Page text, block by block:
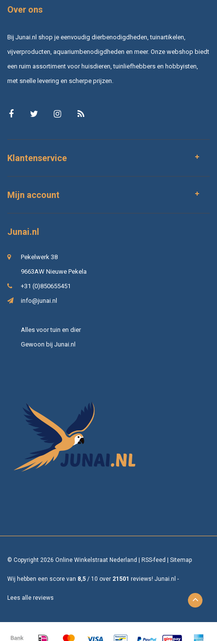
Over ons
Bij Junai.nl shop je eenvoudig dierbenodigdheden, tuinartikelen,
vijverproducten, aquariumbenodigdheden en meer. Onze webshop biedt
een ruim assortiment voor huisdieren, tuinliefhebbers en hobbyisten,
met snelle levering en scherpe prijzen.
Klantenservice
Mijn account
Junai.nl
Pekelwerk 38
9663AW Nieuwe Pekela
+31 (0)850655451
info@junai.nl
Alles voor tuin en dier
Gewoon bij Junai.nl
© Copyright 2026 Online Winkelstraat Nederland RSS-feed Sitemap
Wij hebben een score van 8,5 / 10 over 21501 reviews! Junai.nl -
Lees alle reviews